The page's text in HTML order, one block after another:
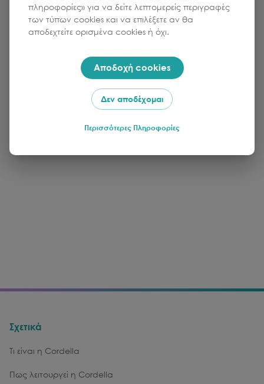
Σχετικά
Τι είναι η Cordella
Πως λειτουργεί η Cordella
πληροφορίες» για να δείτε λεπτομερείς περιγραφές
των τύπων cookies και να επιλέξετε αν θα
αποδεχτείτε ορισμένα cookies ή όχι.
Αποδοχή cookies
Δεν αποδέχομαι
Περισσότερες Πληροφορίες